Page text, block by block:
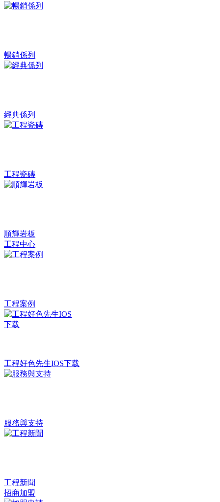
暢銷係列
經典係列
工程瓷磚
順輝岩板
工程中心
工程案例
工程好色先生IOS下载
服務與支持
工程新聞
招商加盟